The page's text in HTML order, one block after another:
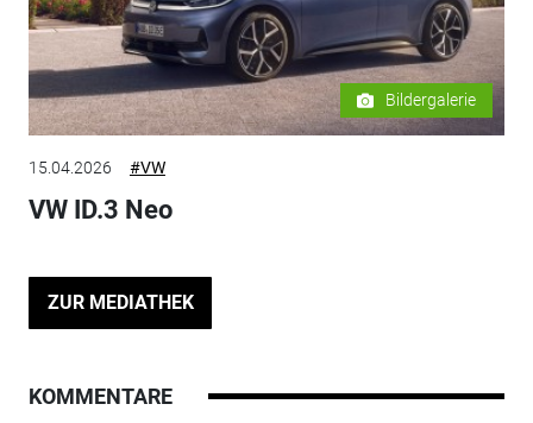
Bildergalerie
15.04.2026 #VW
VW ID.3 Neo
ZUR MEDIATHEK
KOMMENTARE